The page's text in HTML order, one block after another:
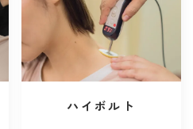
ハイボルト